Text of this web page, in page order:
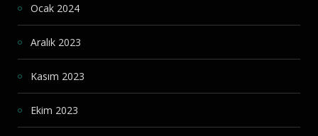
Ocak 2024
Aralık 2023
Kasım 2023
Ekim 2023